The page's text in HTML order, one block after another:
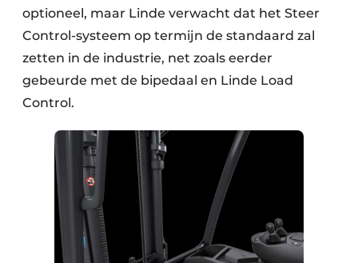
optioneel, maar Linde verwacht dat het Steer
Control-systeem op termijn de standaard zal
zetten in de industrie, net zoals eerder
gebeurde met de bipedaal en Linde Load
Control.